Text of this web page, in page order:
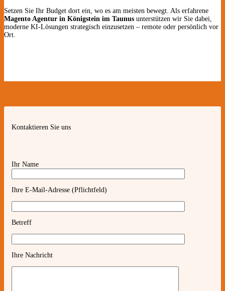
Setzen Sie Ihr Budget dort ein, wo es am meisten bewegt. Als erfahrene
Magento Agentur in Königstein im Taunus unterstützen wir Sie dabei,
moderne KI-Lösungen strategisch einzusetzen – remote oder persönlich vor
Ort.
Kontaktieren Sie uns
Ihr Name
Ihre E-Mail-Adresse (Pflichtfeld)
Betreff
Ihre Nachricht